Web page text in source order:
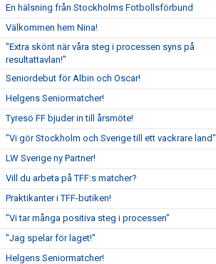
En hälsning från Stockholms Fotbollsförbund
Välkommen hem Nina!
"Extra skönt när våra steg i processen syns på
resultattavlan!"
Seniordebut för Albin och Oscar!
Helgens Seniormatcher!
Tyresö FF bjuder in till årsmöte!
"Vi gör Stockholm och Sverige till ett vackrare land"
LW Sverige ny Partner!
Vill du arbeta på TFF:s matcher?
Praktikanter i TFF-butiken!
"Vi tar många positiva steg i processen"
"Jag spelar för laget!"
Helgens Seniormatcher!